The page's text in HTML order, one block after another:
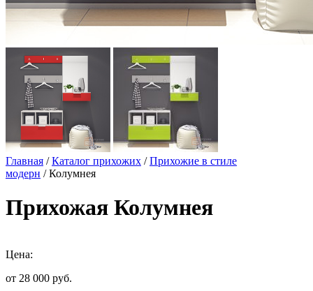
Главная /Каталог прихожих /Прихожие в стиле
модерн / Колумнея
Прихожая Колумнея
Цена:
от 28 000 руб.